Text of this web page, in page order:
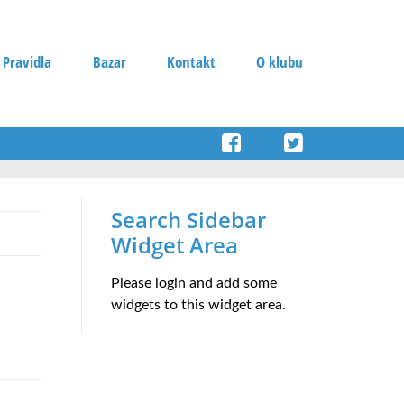
Bazar Kontakt O klubu
Search Sidebar
Widget Area
Please login and add some
widgets to this widget area.